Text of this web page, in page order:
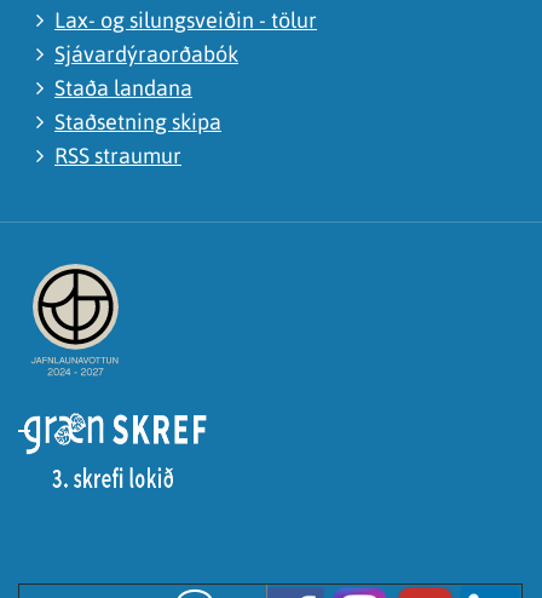
Lax- og silungsveiðin - tölur
Sjávardýraorðabók
Staða landana
Staðsetning skipa
RSS straumur